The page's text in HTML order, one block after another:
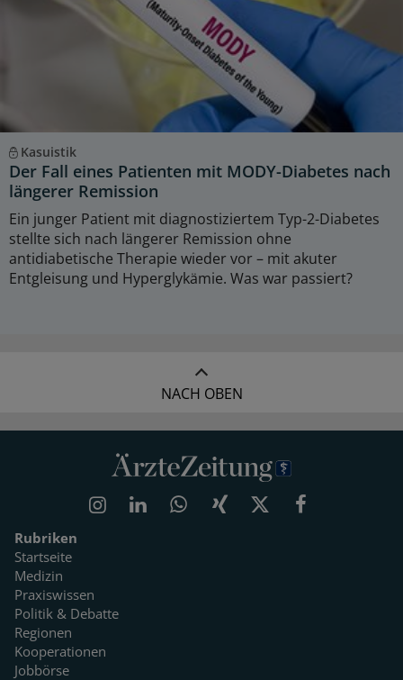
Kasuistik
Der Fall eines Patienten mit MODY-Diabetes nach
längerer Remission
Ein junger Patient mit diagnostiziertem Typ-2-Diabetes
stellte sich nach längerer Remission ohne
antidiabetische Therapie wieder vor – mit akuter
Entgleisung und Hyperglykämie. Was war passiert?
NACH OBEN
Rubriken
Startseite
Medizin
Praxiswissen
Politik & Debatte
Regionen
Kooperationen
Jobbörse